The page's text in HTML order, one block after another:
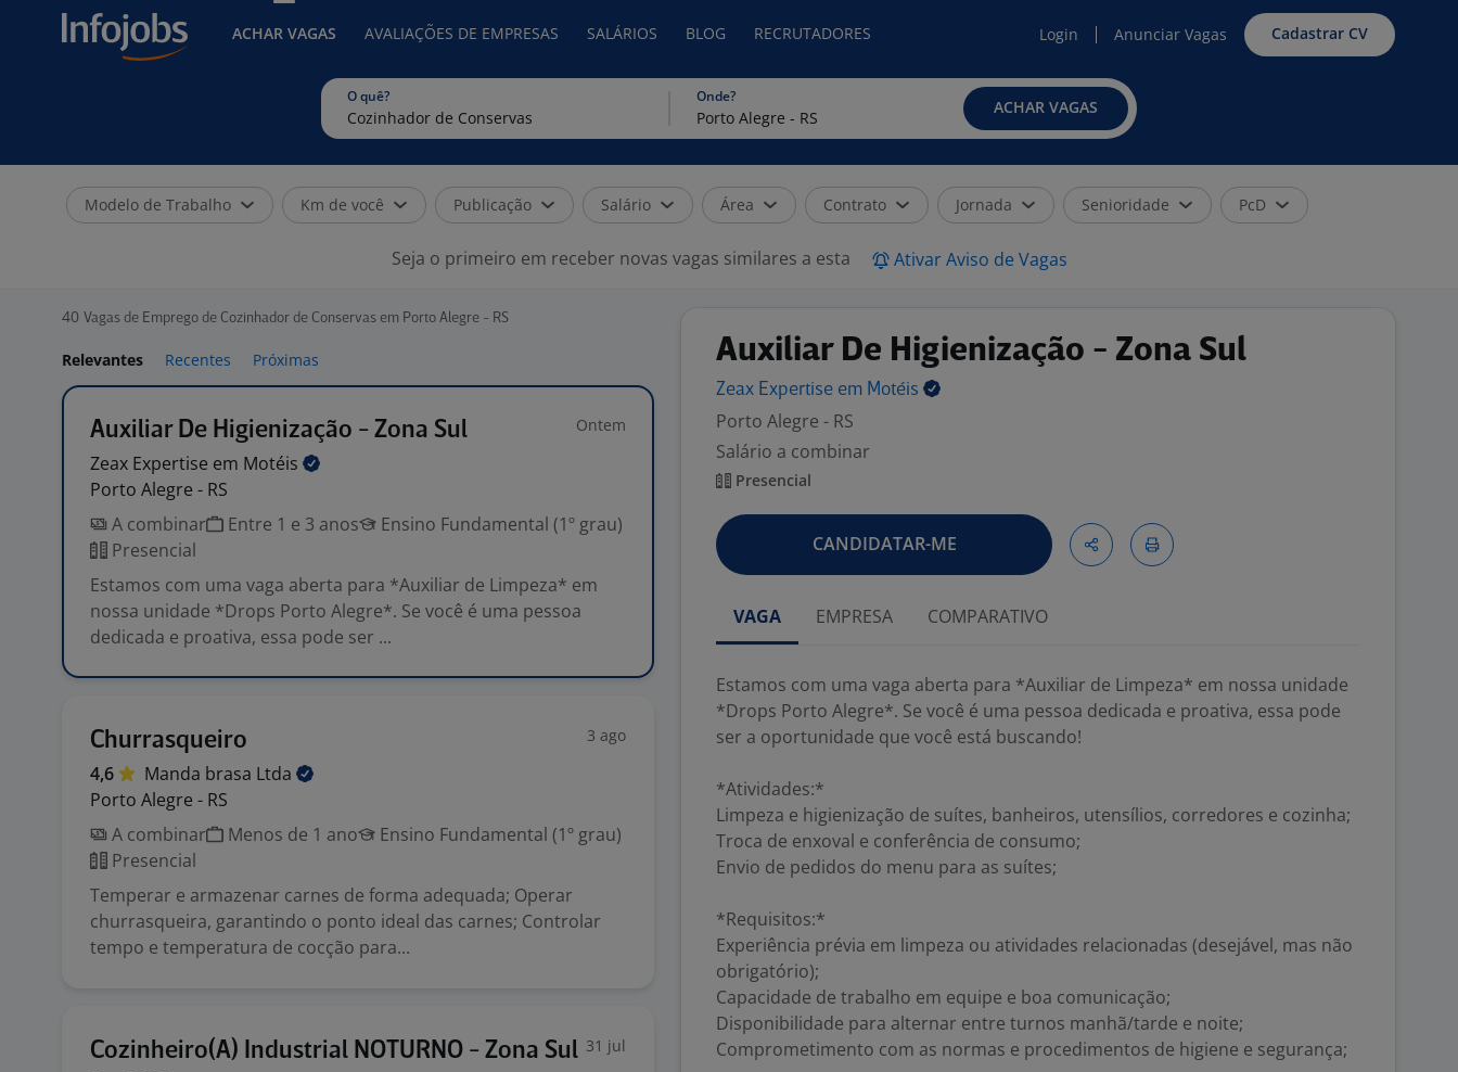
ACHAR VAGAS AVALIAÇÕES DE EMPRESAS SALÁRIOS BLOG RECRUTADORES Login Anunciar Vagas Cadastrar CV
O quê? Onde?
ACHAR VAGAS
Modelo de Trabalho Km de você Publicação Salário Área Contrato Jornada Senioridade PcD
Seja o primeiro em receber novas vagas similares a esta Ativar Aviso de Vagas
40 Vagas de Emprego de Cozinhador de Conservas em Porto Alegre - RS
Relevantes Recentes Próximas
Auxiliar De Higienização - Zona Sul Ontem
Zeax Expertise em Motéis
Porto Alegre - RS
A combinar
Entre 1 e 3 anos
Ensino Fundamental (1º grau)
Presencial
Estamos com uma vaga aberta para *Auxiliar de Limpeza* em
nossa unidade *Drops Porto Alegre*. Se você é uma pessoa
dedicada e proativa, essa pode ser ...
Churrasqueiro 3 ago
4,6 Manda brasa Ltda
Porto Alegre - RS
A combinar
Menos de 1 ano
Ensino Fundamental (1º grau)
Presencial
Temperar e armazenar carnes de forma adequada; Operar
churrasqueira, garantindo o ponto ideal das carnes; Controlar
tempo e temperatura de cocção para...
Cozinheiro(A) Industrial NOTURNO - Zona Sul 31 jul
Auxiliar De Higienização - Zona Sul
Zeax Expertise em Motéis
Porto Alegre - RS
Salário a combinar
Presencial
CANDIDATAR-ME
VAGA EMPRESA COMPARATIVO
Estamos com uma vaga aberta para *Auxiliar de Limpeza* em nossa unidade
*Drops Porto Alegre*. Se você é uma pessoa dedicada e proativa, essa pode
ser a oportunidade que você está buscando!
*Atividades:*
Limpeza e higienização de suítes, banheiros, utensílios, corredores e cozinha;
Troca de enxoval e conferência de consumo;
Envio de pedidos do menu para as suítes;
*Requisitos:*
Experiência prévia em limpeza ou atividades relacionadas (desejável, mas não
obrigatório);
Capacidade de trabalho em equipe e boa comunicação;
Disponibilidade para alternar entre turnos manhã/tarde e noite;
Comprometimento com as normas e procedimentos de higiene e segurança;